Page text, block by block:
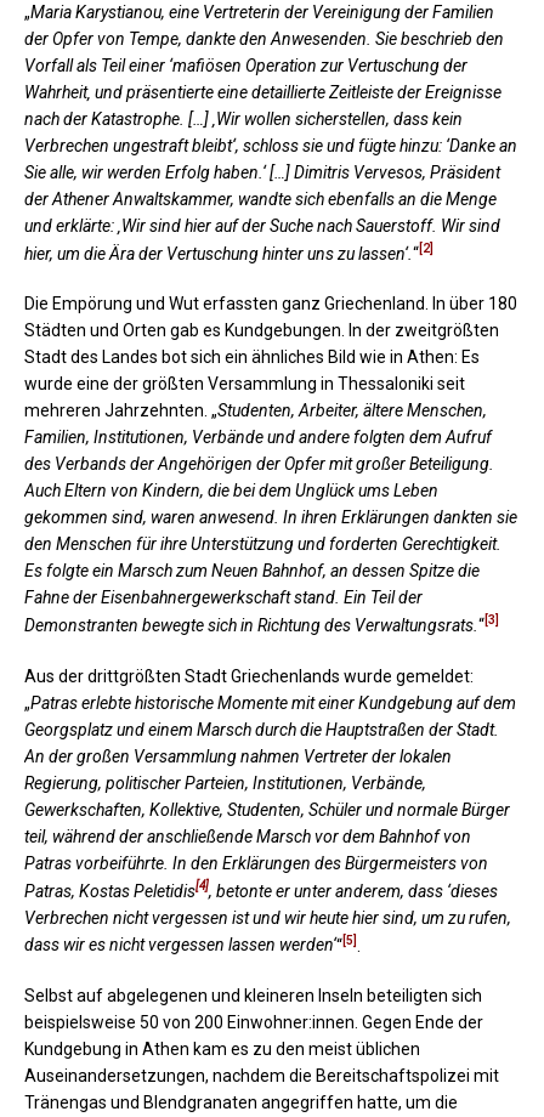
„Maria Karystianou, eine Vertreterin der Vereinigung der Familien
der Opfer von Tempe, dankte den Anwesenden. Sie beschrieb den
Vorfall als Teil einer ‘mafiösen Operation zur Vertuschung der
Wahrheit‚ und präsentierte eine detaillierte Zeitleiste der Ereignisse
nach der Katastrophe. […] ‚Wir wollen sicherstellen, dass kein
Verbrechen ungestraft bleibt‘, schloss sie und fügte hinzu: ‘Danke an
Sie alle, wir werden Erfolg haben.‘ […] Dimitris Vervesos, Präsident
der Athener Anwaltskammer, wandte sich ebenfalls an die Menge
und erklärte: ‚Wir sind hier auf der Suche nach Sauerstoff. Wir sind
hier, um die Ära der Vertuschung hinter uns zu lassen‘.“[2]
Die Empörung und Wut erfassten ganz Griechenland. In über 180
Städten und Orten gab es Kundgebungen. In der zweitgrößten
Stadt des Landes bot sich ein ähnliches Bild wie in Athen: Es
wurde eine der größten Versammlung in Thessaloniki seit
mehreren Jahrzehnten. „Studenten, Arbeiter, ältere Menschen,
Familien, Institutionen, Verbände und andere folgten dem Aufruf
des Verbands der Angehörigen der Opfer mit großer Beteiligung.
Auch Eltern von Kindern, die bei dem Unglück ums Leben
gekommen sind, waren anwesend. In ihren Erklärungen dankten sie
den Menschen für ihre Unterstützung und forderten Gerechtigkeit.
Es folgte ein Marsch zum Neuen Bahnhof, an dessen Spitze die
Fahne der Eisenbahnergewerkschaft stand. Ein Teil der
Demonstranten bewegte sich in Richtung des Verwaltungsrats. “[3]
Aus der drittgrößten Stadt Griechenlands wurde gemeldet:
„Patras erlebte historische Momente mit einer Kundgebung auf dem
Georgsplatz und einem Marsch durch die Hauptstraßen der Stadt.
An der großen Versammlung nahmen Vertreter der lokalen
Regierung, politischer Parteien, Institutionen, Verbände,
Gewerkschaften, Kollektive, Studenten, Schüler und normale Bürger
teil, während der anschließende Marsch vor dem Bahnhof von
Patras vorbeiführte. In den Erklärungen des Bürgermeisters von
Patras, Kostas Peletidis[4], betonte er unter anderem, dass ‘dieses
Verbrechen nicht vergessen ist und wir heute hier sind, um zu rufen,
dass wir es nicht vergessen lassen werden‘“[5]
Selbst auf abgelegenen und kleineren Inseln beteiligten sich
beispielsweise 50 von 200 Einwohner:innen. Gegen Ende der
Kundgebung in Athen kam es zu den meist üblichen
Auseinandersetzungen, nachdem die Bereitschaftspolizei mit
Tränengas und Blendgranaten angegriffen hatte, um die